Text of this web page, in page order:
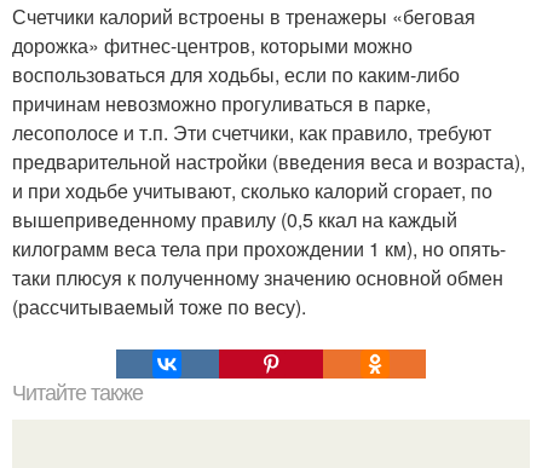
Счетчики калорий встроены в тренажеры «беговая
дорожка» фитнес-центров, которыми можно
воспользоваться для ходьбы, если по каким-либо
причинам невозможно прогуливаться в парке,
лесополосе и т.п. Эти счетчики, как правило, требуют
предварительной настройки (введения веса и возраста),
и при ходьбе учитывают, сколько калорий сгорает, по
вышеприведенному правилу (0,5 ккал на каждый
килограмм веса тела при прохождении 1 км), но опять-
таки плюсуя к полученному значению основной обмен
(рассчитываемый тоже по весу).
Читайте также